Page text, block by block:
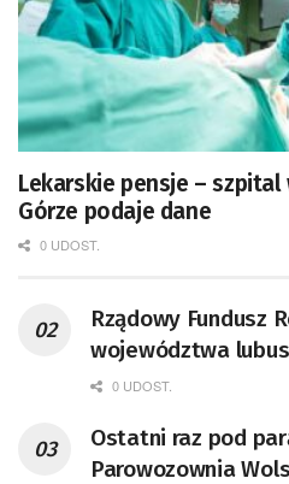
Lekarskie pensje – szpital
Górze podaje dane
0 UDOST.
Rządowy Fundusz
województwa
0 UDOST.
Ostatni raz pod
Parowozownia